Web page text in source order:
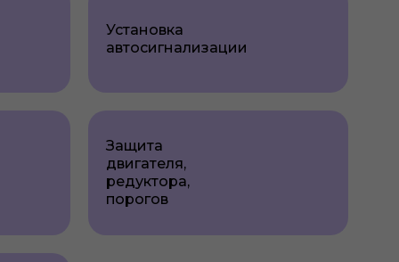
Установка
автосигнализации
Защита
двигателя,
редуктора,
порогов